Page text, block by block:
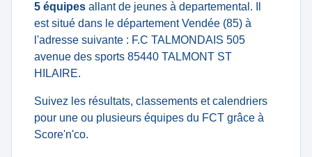
5 équipes allant de jeunes à departemental. Il
est situé dans le département Vendée (85) à
l'adresse suivante : F.C TALMONDAIS 505
avenue des sports 85440 TALMONT ST
HILAIRE.
Suivez les résultats, classements et calendriers
pour une ou plusieurs équipes du FCT grâce à
Score'n'co.